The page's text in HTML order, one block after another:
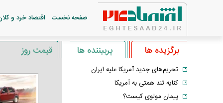
صفحه نخست اقتصاد خرد و
قیمت روز برگزیده ها پربیننده ها
تحریم‌های جدید آمریکا علیه ایران
کنایه تند همتی به آمریکا
پیمان مولوی کیست؟